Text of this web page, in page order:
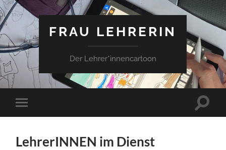
FRAU LEHRERIN
Der Lehrer*innencartoon
Mobile-
Menü
LehrerINNEN im Dienst